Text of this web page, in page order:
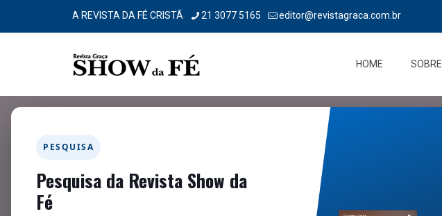
A REVISTA DA FÉ CRISTÃ 21 3077 5165 editor@revistagraca.com.br
HOME SOBRE
PESQUISA
Pesquisa da Revista Show da
Fé Abandono da fé